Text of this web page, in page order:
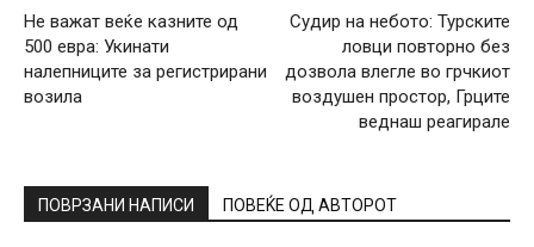
Не важат веќе казните од
500 евра: Укинати
налепниците за регистрирани
возила
Судир на небото: Турските
ловци повторно без
дозвола влегле во грчкиот
воздушен простор, Грците
веднаш реагирале
ПОВРЗАНИ НАПИСИ ПОВЕЌЕ ОД АВТОРОТ